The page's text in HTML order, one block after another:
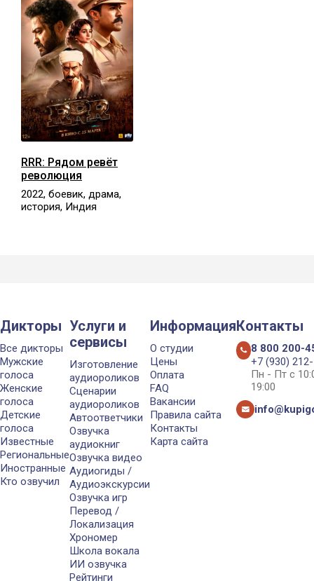
RRR: Рядом ревёт
революция
2022, боевик, драма,
история, Индия
Дикторы
Все дикторы
Мужские
голоса
Женские
голоса
Детские
голоса
Известные
Региональные
Иностранные
Кто озвучил
Услуги и
сервисы
Изготовление
аудиороликов
Сценарии
аудиороликов
Автоответчики
Озвучка
аудиокниг
Озвучка видео
Аудиогиды /
Аудиоэкскурсии
Озвучка игр
Перевод /
Локализация
Хрономер
Школа вокала
ИИ озвучка
Рейтинги
Информация
О студии
Цены
Оплата
FAQ
Вакансии
Правила сайта
Контакты
Карта сайта
Контакты
8 800 200-
+7 (930)
Пн - Пт с
19:00